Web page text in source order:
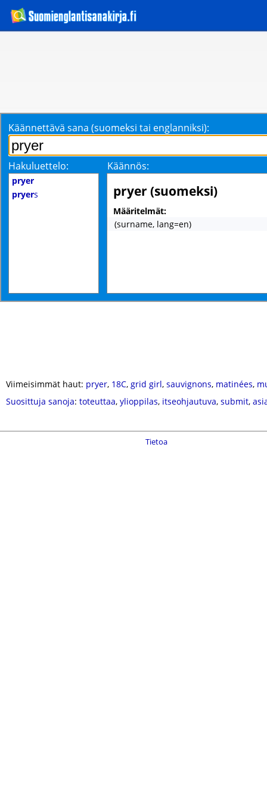
Käännettävä sana (suomeksi tai englanniksi):
Hakuluettelo: Käännös:
pryer
pryers pryer (suomeksi)
Määritelmät:
(surname, lang=en)
Viimeisimmät haut: pryer, 18C, grid girl, sauvignons, matinées,
Suosittuja sanoja: toteuttaa, ylioppilas, itseohjautuva, submit,
Tietoa